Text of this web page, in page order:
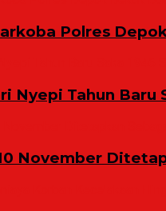
Polres
Nyepi Tahun Baru
November